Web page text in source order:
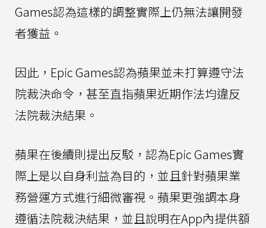
Games認為這樣的調整實際上仍無法讓開發
者獲益。
因此，Epic Games認為蘋果並未打算遵守法
院裁決命令，甚至直指蘋果近期作法均違反
法院裁決結果。
蘋果在後續則提出反駁，認為Epic Games實
際上是以自身利益為目的，並且針對蘋果業
務營運方式進行細微審視。蘋果更強調本身
遵循法院裁決結果，並且說明在App內提供額